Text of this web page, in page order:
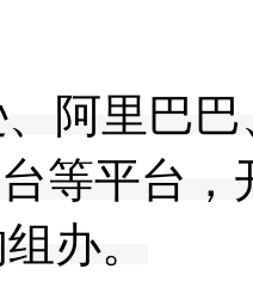
、 阿里巴巴
等平台，
办。